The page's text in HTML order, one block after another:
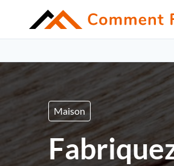
Maison